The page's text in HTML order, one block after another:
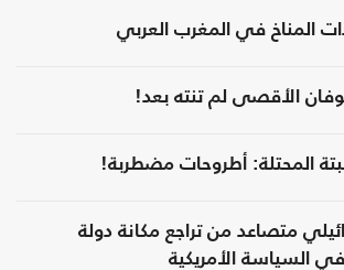
المناخ في المغرب العربي
الأقصى لم تنته بعد!
المحتلة: أطروحات مضطربة!
متصاعد من تراجع مكانة دولة
في السياسة الأمريكية